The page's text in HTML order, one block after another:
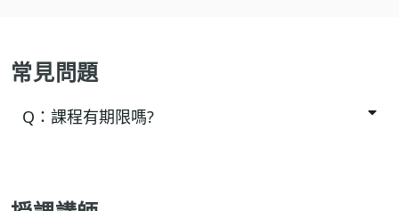
常見問題
Q： 課程有期限嗎?